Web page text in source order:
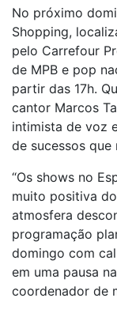
No próximo
Shopping,
pelo Carrefour
de MPB e pop
partir das 17h.
cantor Marcos
intimista de voz
de sucessos que
“Os shows no
muito positiva
atmosfera
programação
domingo com
em uma pausa
coordenador de